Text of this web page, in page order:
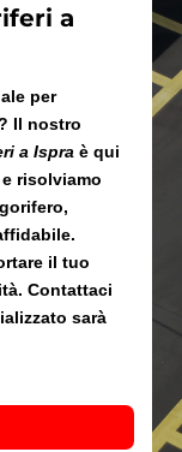
a
per
Il nostro
a Ispra è qui
risolviamo
il tuo
Contattaci
sarà